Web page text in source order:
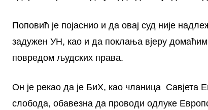
Поповић је појаснио и да овај суд није
задужен УН, као и да поклања вјеру
повредом људских права.
Он је рекао да је БиХ, као чланица Савјета
слобода, обавезна да проводи одлуке